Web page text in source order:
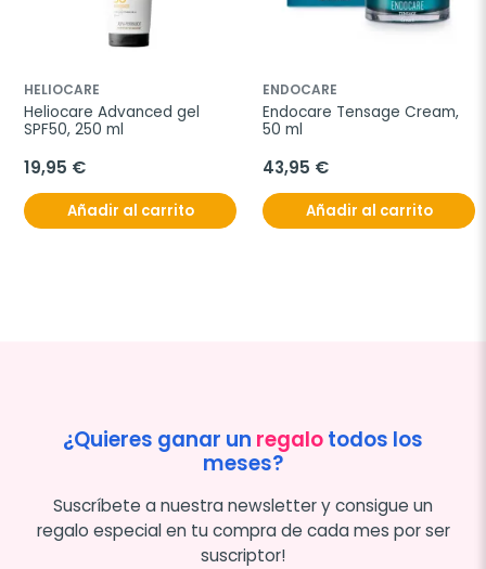
HELIOCARE
Heliocare Advanced gel
SPF50, 250 ml
19,95 €
Añadir al carrito
ENDOCARE
Endocare Tensage Cream,
50 ml
43,95 €
Añadir al carrito
¿Quieres ganar un regalotodos los
meses?
Suscríbete a nuestra newsletter y consigue un
regalo especial en tu compra de cada mes por ser
suscriptor!